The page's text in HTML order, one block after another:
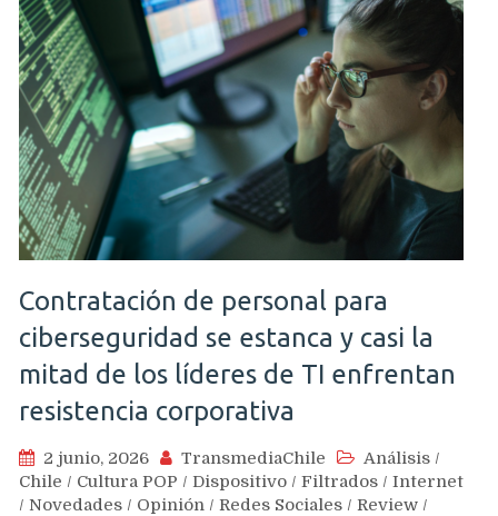
Contratación de personal para
ciberseguridad se estanca y casi la
mitad de los líderes de TI enfrentan
resistencia corporativa
2 junio, 2026 TransmediaChile Análisis /
Chile / Cultura POP / Dispositivo / Filtrados / Internet
/ Novedades / Opinión / Redes Sociales / Review /